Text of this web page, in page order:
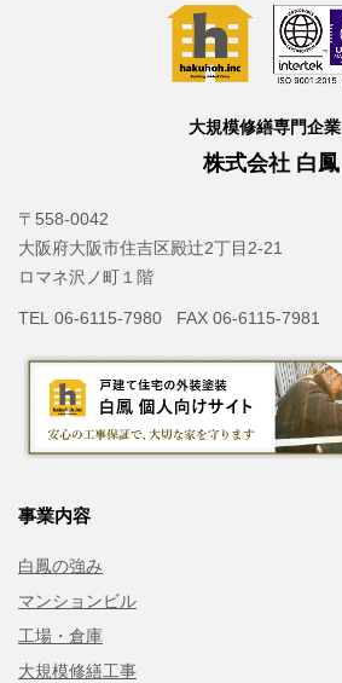
大規模修繕専門企業
株式会社 白鳳
〒558-0042
大阪府大阪市住吉区殿辻2丁目2-21
ロマネ沢ノ町１階
TEL 06-6115-7980 FAX 06-6115-7981
事業内容
白鳳の強み
マンションビル
工場・倉庫
大規模修繕工事